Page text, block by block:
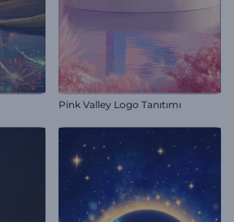
Pink Valley Logo Tanıtımı